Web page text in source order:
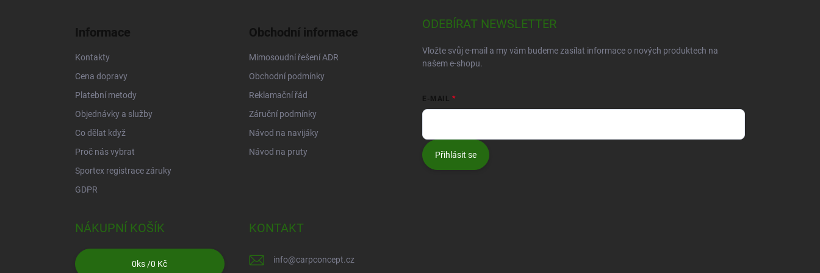
Informace
Kontakty
Cena dopravy
Platební metody
Objednávky a služby
Co dělat když
Proč nás vybrat
Sportex registrace záruky
GDPR
Obchodní informace
Mimosoudní řešení ADR
Obchodní podmínky
Reklamační řád
Záruční podmínky
Návod na navijáky
Návod na pruty
ODEBÍRAT NEWSLETTER
Vložte svůj e-mail a my vám budeme zasílat informace o nových produktech na
našem e-shopu.
E-MAIL
Přihlásit se
NÁKUPNÍ KOŠÍK
0ks /0 Kč
KONTAKT
info@carpconcept.cz